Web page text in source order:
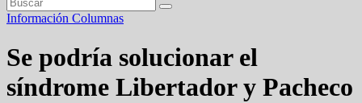
Información Columnas
Se podría solucionar el
síndrome Libertador y Pacheco